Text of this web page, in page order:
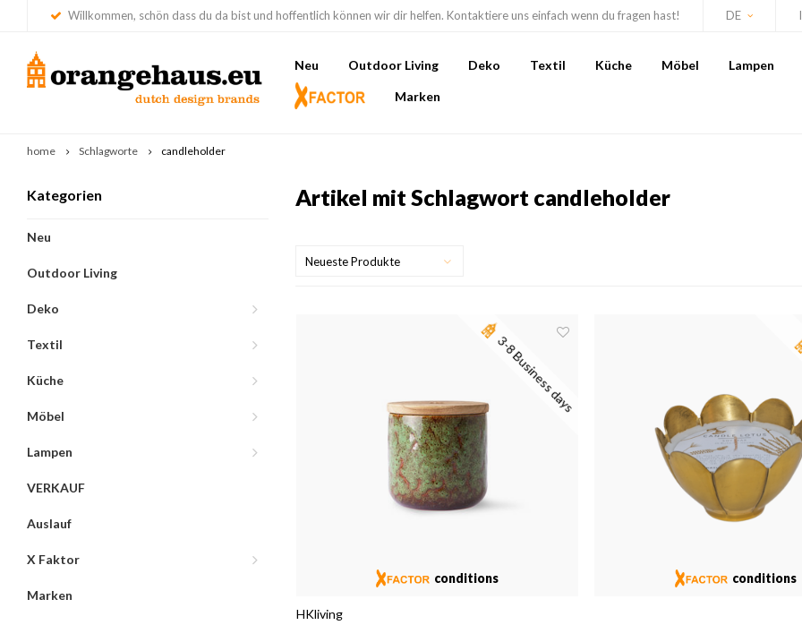
Willkommen, schön dass du da bist und hoffentlich können wir dir helfen. Kontaktiere uns einfach wenn du fragen hast! DE
Neu Outdoor Living Deko Textil Küche Möbel Lampen
Marken
home Schlagworte candleholder
Kategorien
Neu
Outdoor Living
Deko
Textil
Küche
Möbel
Lampen
VERKAUF
Auslauf
X Faktor
Marken
Artikel mit Schlagwort candleholder
Neueste Produkte
3-8 Business days
conditions
HKliving
conditions